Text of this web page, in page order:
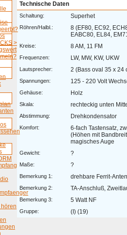
>
hören
Technische Daten
Schaltung: Superhet
Röhren/Halbl.:
8 (EF80, EC92,
EABC80, EL84,
Kreise: 8 AM, 11 FM
Frequenzen: LW, MW, KW, UKW
Lautsprecher: 2 (Bass oval 35 x 24
Spannungen: 125 - 220 Volt
Gehäuse: Holz
Skala: rechteckig unten
Abstimmung: Drehkondensator
Komfort:
6-fach Tastensatz,
(Höhen mit
magisches Auge
Gewicht: ?
Maße: ?
Bemerkung 1: drehbare Ferrit-
Bemerkung 2: TA-Anschluß,
Bemerkung 3: 5 Watt NF
Gruppe: (I) (19)